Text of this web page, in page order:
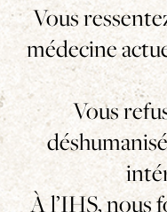
Vous
médecine
Vous
À l’IHS, nous